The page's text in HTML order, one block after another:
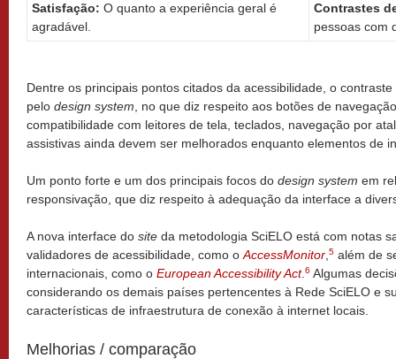
Satisfação: O quanto a experiência geral é
agradável.
Contrastes
pessoas com
Dentre os principais pontos citados da acessibilidade, o
pelo design system , no que diz respeito aos botões de
compatibilidade com leitores de tela, teclados, navegação por
assistivas ainda devem ser melhorados enquanto elementos de
Um ponto forte e um dos principais focos do design system em
responsivação, que diz respeito à adequação da interface a
A nova interface do site da metodologia SciELO está com notas
validadores de acessibilidade, como o AccessMonitor 5 além de
internacionais, como o European Accessibility Act. 6 Algumas
considerando os demais países pertencentes à Rede SciELO e
características de infraestrutura de conexão à internet locais.
Melhorias / comparação